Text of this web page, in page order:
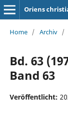
Home / Archiv /
Bd. 63
Band 63
Veröffentlicht: